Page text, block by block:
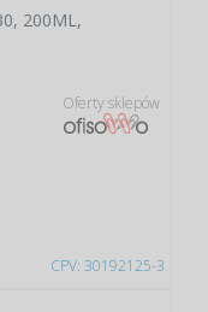
CPV: 30192125-3
200ML,
Oferty sklepów